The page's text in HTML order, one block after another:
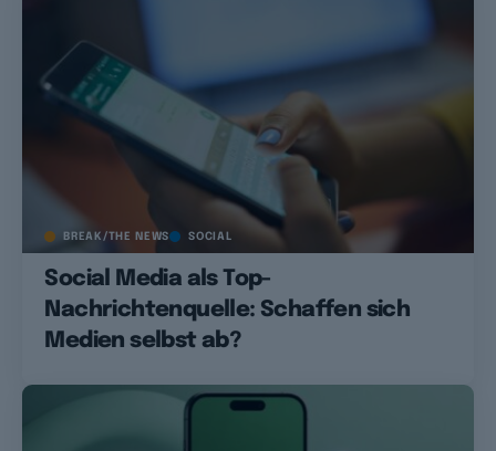
BREAK/THE NEWS SOCIAL
Social Media als Top-
Nachrichtenquelle: Schaffen sich
Medien selbst ab?